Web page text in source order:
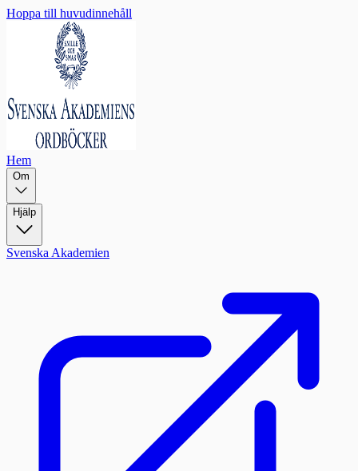
Hoppa till huvudinnehåll
Hem
Om
Hjälp
Svenska Akademien